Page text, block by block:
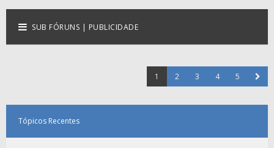
SUB FÓRUNS | PUBLICIDADE
1 2 3 4 5
Tópicos Recentes